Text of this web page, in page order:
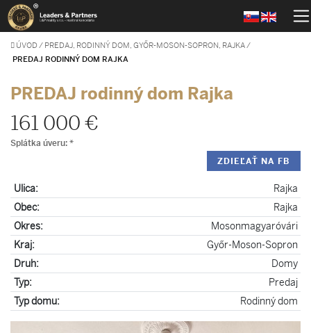
ÚVOD / PREDAJ, RODINNÝ DOM, GYŐR-MOSON-SOPRON, RAJKA/
PREDAJ RODINNÝ DOM RAJKA
PREDAJ rodinný dom Rajka
161 000 €
Splátka úveru: *
ZDIEĽAŤ NA FB
Ulica:
Rajka
Obec:
Rajka
Okres:
Mosonmagyaróvári
Kraj:
Győr-Moson-Sopron
Druh:
Domy
Typ:
Predaj
Typ domu:
Rodinný dom